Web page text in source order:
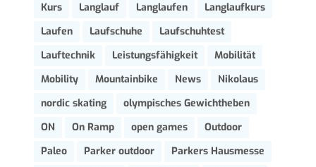
Kurs
Langlauf Langlaufen
Langlaufkurs
Laufen
Laufschuhe
Laufschuhtest
Lauftechnik
Leistungsfähigkeit
Mobilität
Mobility
Mountainbike News
Nikolaus
nordic skating
olympisches Gewichtheben
ON
On Ramp open games
Outdoor
Paleo
Parker outdoor
Parkers Hausmesse